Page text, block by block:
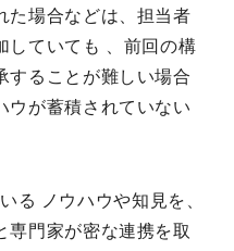
た場合などは、担当者
していても 、前回の構
することが難しい場合
ウが蓄積されていない
る ノウハウや知見を、
専門家が密な連携を取